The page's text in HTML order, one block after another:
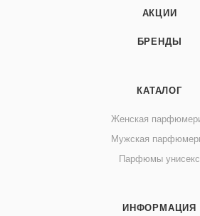
АКЦИИ
БРЕНДЫ
КАТАЛОГ
Женская
Мужская
Парфюмы унисекс
ИНФОРМАЦИЯ